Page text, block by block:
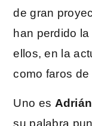
de gran
han perdido
ellos, en la
como faros
Uno es
su palabra